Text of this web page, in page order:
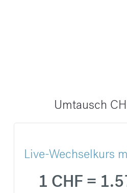
Umtausch
Live-Wechselkurs
1 CHF =